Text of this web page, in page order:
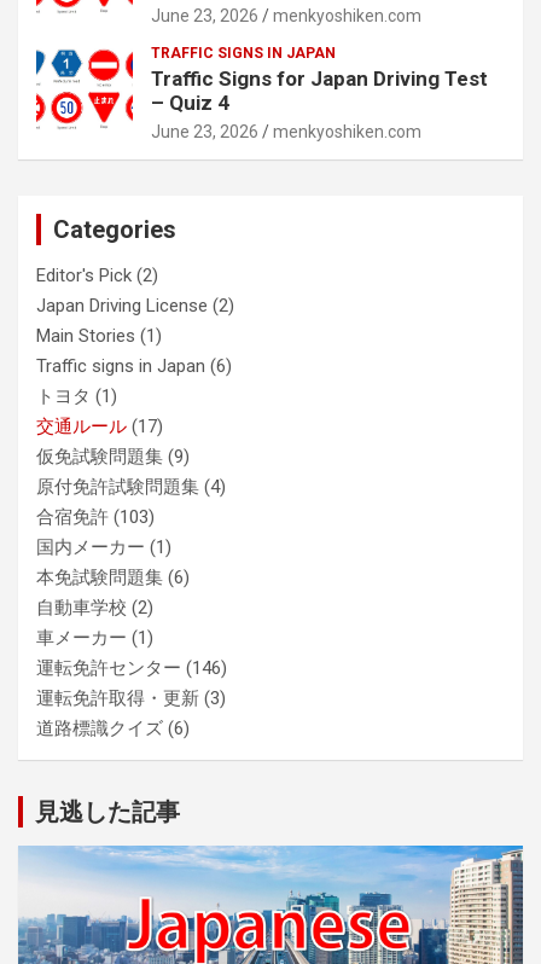
June 23, 2026 menkyoshiken.com
TRAFFIC SIGNS IN JAPAN
Traffic Signs for Japan Driving Test
– Quiz 4
June 23, 2026 menkyoshiken.com
Categories
Editor's Pick (2)
Japan Driving License (2)
Main Stories (1)
Traffic signs in Japan (6)
トヨタ (1)
交通ルール (17)
仮免試験問題集 (9)
原付免許試験問題集 (4)
合宿免許 (103)
国内メーカー (1)
本免試験問題集 (6)
自動車学校 (2)
車メーカー (1)
運転免許センター (146)
運転免許取得・更新 (3)
道路標識クイズ (6)
見逃した記事